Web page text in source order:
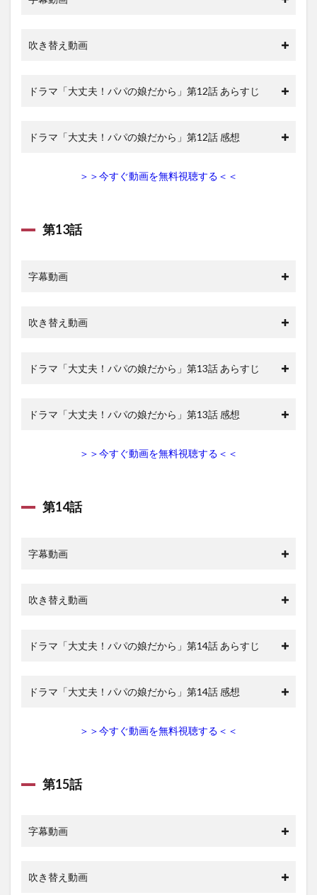
吹き替え動画
ドラマ「大丈夫！パパの娘だから」第12話 あらすじ
ドラマ「大丈夫！パパの娘だから」第12話 感想
＞＞今すぐ動画を無料視聴する＜＜
第13話
字幕動画
吹き替え動画
ドラマ「大丈夫！パパの娘だから」第13話 あらすじ
ドラマ「大丈夫！パパの娘だから」第13話 感想
＞＞今すぐ動画を無料視聴する＜＜
第14話
字幕動画
吹き替え動画
ドラマ「大丈夫！パパの娘だから」第14話 あらすじ
ドラマ「大丈夫！パパの娘だから」第14話 感想
＞＞今すぐ動画を無料視聴する＜＜
第15話
字幕動画
吹き替え動画